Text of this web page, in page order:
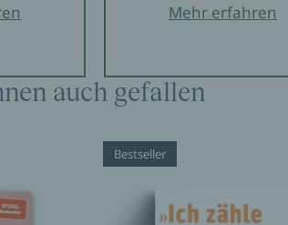
Mehr erfahren
auch gefallen
Bestseller